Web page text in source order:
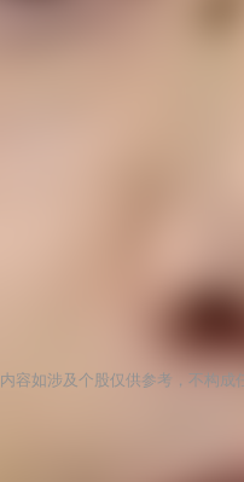
内容如涉及个股仅供参考，不构